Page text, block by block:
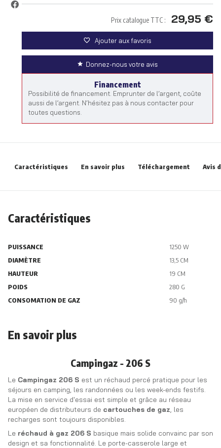
Prix catalogue TTC : 29,95 €
Ajouter aux favoris
Donnez-nous votre avis
Financement
Possibilité de financement. Emprunter de l’argent, coûte
aussi de l’argent. N’hésitez pas à nous contacter pour
toutes questions.
Caractéristiques En savoir plus Téléchargement Avis
Caractéristiques
PUISSANCE
1250 W
DIAMÈTRE
13,5 CM
HAUTEUR
19 CM
POIDS
280 G
CONSOMATION DE GAZ
90 g/h
En savoir plus
Campingaz - 206 S
Le Campingaz 206 S est un réchaud percé pratique pour les
séjours en camping, les randonnées ou les week-ends festifs.
La mise en service d'essai est simple et grâce au réseau
européen de distributeurs de cartouches de gaz , les
recharges sont toujours disponibles.
Le réchaud à gaz 206 S basique mais solide convainc par son
design et sa fonctionnalité. Le porte-casserole large et